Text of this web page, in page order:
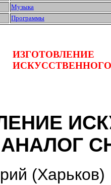
Музыка
Программы
ИЗГОТОВЛЕНИЕ
АНАЛОГ
(Харьков)